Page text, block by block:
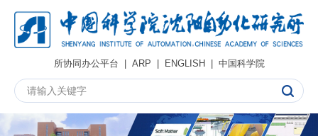
所协同办公平台 | ARP | ENGLISH| 中国科学院